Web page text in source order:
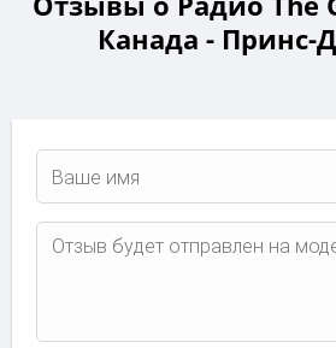
Канада -